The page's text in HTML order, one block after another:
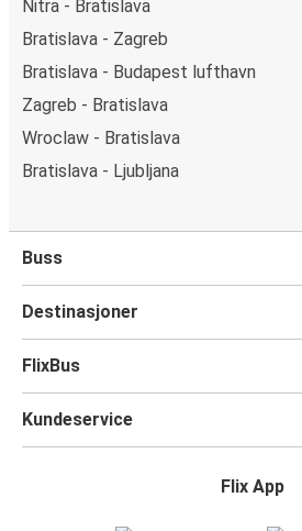
Nitra - Bratislava
Bratislava - Zagreb
Bratislava - Budapest lufthavn
Zagreb - Bratislava
Wroclaw - Bratislava
Bratislava - Ljubljana
Buss
Destinasjoner
FlixBus
Kundeservice
Flix App